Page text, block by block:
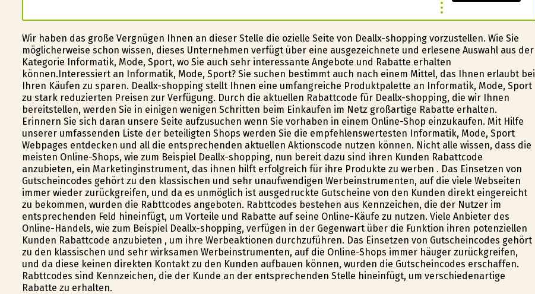
Wir haben das große Vergnügen Ihnen an dieser Stelle die ofizielle Seite von Deallx-shopping vorzustellen. Wie Sie
möglicherweise schon wissen, dieses Unternehmen verfügt über eine ausgezeichnete und erlesene Auswahl aus der
Kategorie Informatik, Mode, Sport, wo Sie auch sehr interessante Angebote und Rabatte erhalten
können.Interessiert an Informatik, Mode, Sport? Sie suchen bestimmt auch nach einem Mittel, das Ihnen erlaubt bei
Ihren Käufen zu sparen. Deallx-shopping stellt Ihnen eine umfangreiche Produktpalette an Informatik, Mode, Sport
zu stark reduzierten Preisen zur Verfügung. Durch die aktuellen Rabattcode für Deallx-shopping, die wir Ihnen
bereitstellen, werden Sie in einigen wenigen Schritten beim Einkaufen im Netz großartige Rabatte erhalten.
Erinnern Sie sich daran unsere Seite aufzusuchen wenn Sie vorhaben in einem Online-Shop einzukaufen. Mit Hilfe
unserer umfassenden Liste der beteiligten Shops werden Sie die empfehlenswertesten Informatik, Mode, Sport
Webpages entdecken und all die entsprechenden aktuellen Aktionscode nutzen können. Nicht alle wissen, dass die
meisten Online-Shops, wie zum Beispiel Deallx-shopping, nun bereit dazu sind ihren Kunden Rabattcode
anzubieten, ein Marketinginstrument, das ihnen hilft erfolgreich für ihre Produkte zu werben . Das Einsetzen von
Gutscheincodes gehört zu den klassischen und sehr unaufwendigen Werbeinstrumenten, auf die viele Webseiten
immer wieder zurückgreifen, und da es unmöglich ist ausgedruckte Gutscheine von den Kunden direkt eingereicht
zu bekommen, wurden die Rabttcodes angeboten. Rabttcodes bestehen aus Kennzeichen, die der Nutzer im
entsprechenden Feld hineinfügt, um Vorteile und Rabatte auf seine Online-Käufe zu nutzen. Viele Anbieter des
Online-Handels, wie zum Beispiel Deallx-shopping, verfügen in der Gegenwart über die Funktion ihren potenziellen
Kunden Rabattcode anzubieten , um ihre Werbeaktionen durchzuführen. Das Einsetzen von Gutscheincodes gehört
zu den klassischen und sehr wirksamen Werbeinstrumenten, auf die Online-Shops immer häufiger zurückgreifen,
und da diese keinen direkten Kontakt zu den Kunden aufbauen können, wurden die Gutscheincodes erschaffen.
Rabttcodes sind Kennzeichen, die der Kunde an der entsprechenden Stelle hineinfügt, um verschiedenartige
Rabatte zu erhalten.